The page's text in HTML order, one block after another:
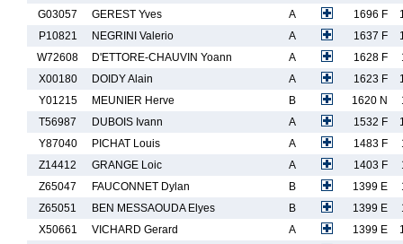
G03057
GEREST Yves A 1696 F
P10821
NEGRINI Valerio A 1637 F
W72608
D'ETTORE-CHAUVIN Yoann A 1628 F
X00180
DOIDY Alain A 1623 F
Y01215
MEUNIER Herve B 1620 N
T56987
DUBOIS Ivann A 1532 F
Y87040
PICHAT Louis A 1483 F
Z14412
GRANGE Loic A 1403 F
Z65047
FAUCONNET Dylan B 1399 E
Z65051
BEN MESSAOUDA Elyes B 1399 E
X50661
VICHARD Gerard A 1399 E